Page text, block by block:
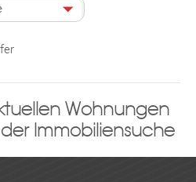
Wohnungen
Immobiliensuche